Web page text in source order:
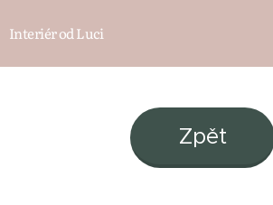
Interiér od Luci
Zpět